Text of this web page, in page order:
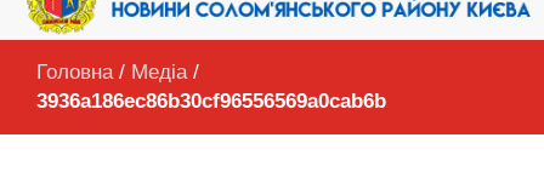
Головна / Медіа /
3936a186ec86b30cf96556569a0cab6b